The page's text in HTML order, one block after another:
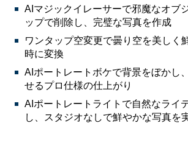
AIマジックイレーサーで邪魔なオブ
ップで削除し、完璧な写真を作成
ワンタップ空変更で曇り空を美しく
時に変換
AIポートレートボケで背景をぼかし
せるプロ仕様の仕上がり
AIポートレートライトで自然なライ
し、スタジオなしで鮮やかな写真を